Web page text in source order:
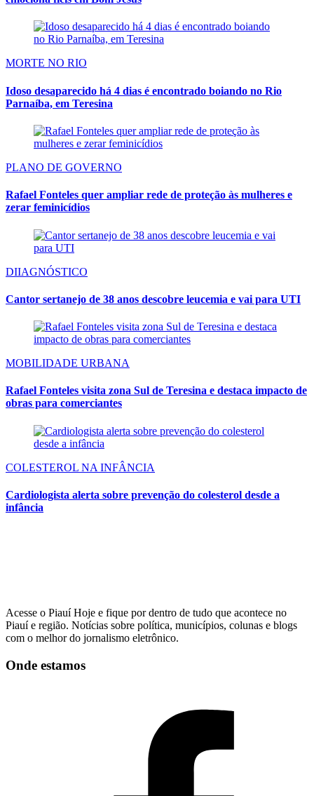
MORTE NO RIO
Idoso desaparecido há 4 dias é encontrado boiando no Rio
Parnaíba, em Teresina
PLANO DE GOVERNO
Rafael Fonteles quer ampliar rede de proteção às mulheres e
zerar feminicídios
DIIAGNÓSTICO
Cantor sertanejo de 38 anos descobre leucemia e vai para UTI
MOBILIDADE URBANA
Rafael Fonteles visita zona Sul de Teresina e destaca impacto de
obras para comerciantes
COLESTEROL NA INFÂNCIA
Cardiologista alerta sobre prevenção do colesterol desde a
infância
Acesse o Piauí Hoje e fique por dentro de tudo que acontece no
Piauí e região. Notícias sobre política, municípios, colunas e blogs
com o melhor do jornalismo eletrônico.
Onde estamos